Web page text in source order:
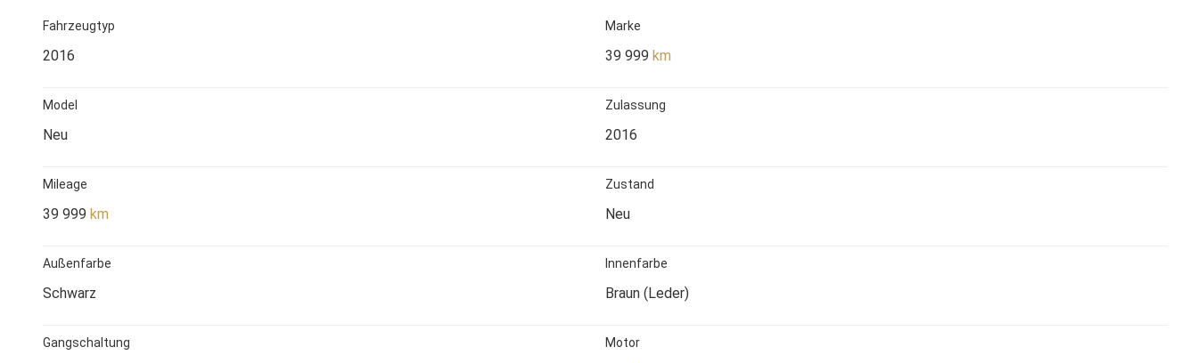
Fahrzeugtyp
2016
Marke
39 999 km
Model
Neu
Zulassung
2016
Mileage
39 999 km
Zustand
Neu
Außenfarbe
Schwarz
Innenfarbe
Braun (Leder)
Gangschaltung Motor